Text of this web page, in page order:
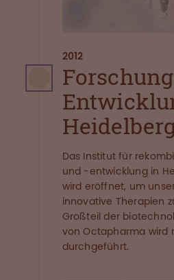
2012
Das Institut für
und -entwicklung in
wird eröffnet, um
innovative Therapien
Großteil der
von Octapharma wird
durchgeführt.